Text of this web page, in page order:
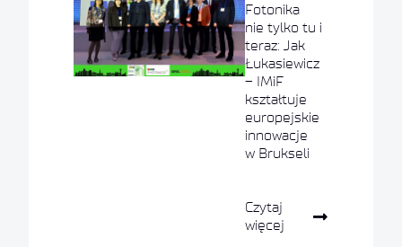
Fotonika
nie tylko tu i
teraz: Jak
Łukasiewicz
– IMiF
kształtuje
europejskie
innowacje
w Brukseli
Czytaj
więcej